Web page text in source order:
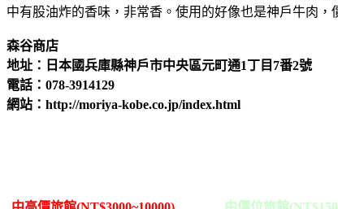
中有股油炸的香味，非常香。使用的好像也是神戶牛肉
森谷商店
地址：日本國兵庫縣神戶市中央區元町通1丁目7番2號
電話：078-3914129
網站：http://moriya-kobe.co.jp/index.html